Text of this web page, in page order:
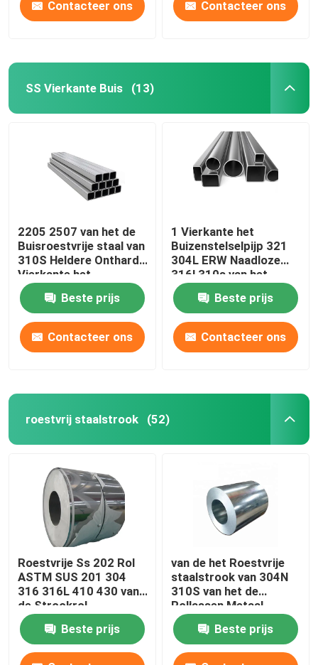
Contacteer ons Contacteer ons
SS Vierkante Buis (13)
2205 2507 van het de
Buisroestvrije staal van
310S Heldere Ontharde
Vierkante het
Buizenstelselleveranciers
201 304 304L 316
316L
Beste prijs
Contacteer ons
1 Vierkante het
Buizenstelselpijp 321
304L ERW Naadloze
316l 310s van het
duimroestvrije staal 0,4
Mm
Beste prijs
Contacteer ons
roestvrij staalstrook (52)
Roestvrije Ss 202 Rol
ASTM SUS 201 304
316 316L 410 430 van
de Strookrol
Beste prijs
van de het Roestvrije
staalstrook van 304N
310S van het de
Rollassen Metaal
100mm
Beste prijs